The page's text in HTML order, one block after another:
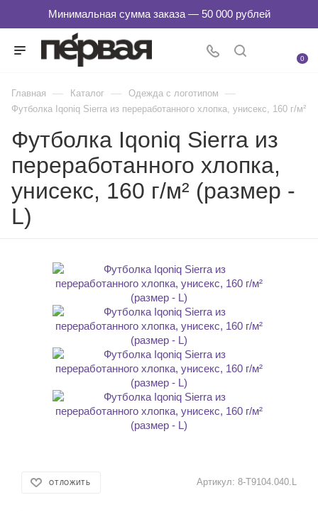
0
Главная — Каталог — Одежда с логотипом —
Футболка Iqoniq Sierra из переработанного хлопка, унисекс, 160 г/м²
Футболка Iqoniq Sierra из
переработанного хлопка,
унисекс, 160 г/м² (размер -
L)
ОТЛОЖИТЬ Артикул: 8-T9104.040.L